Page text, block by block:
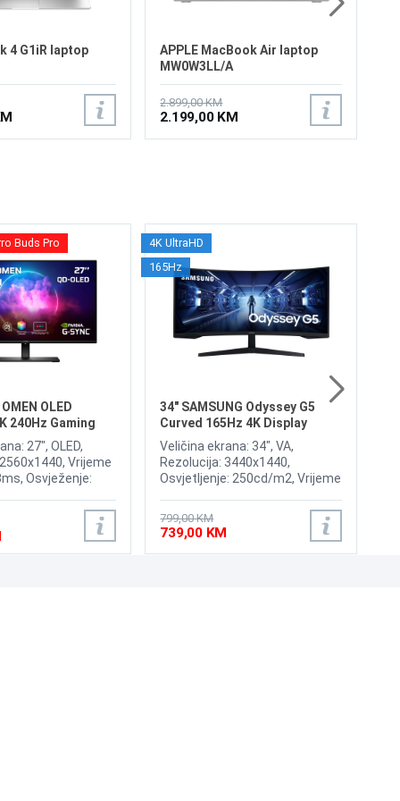
4 G1iR laptop
APPLE MacBook Air laptop
MW0W3LL/A
2.899,00 KM
2.199,00 KM
Buds Pro
OLED
240Hz Gaming
27", OLED,
Vrijeme
Osvježenje:
200nits, Adaptive
G-Sync, HyperX
Priključci:
DisplayPort 1.4
4K UltraHD
165Hz
34" SAMSUNG Odyssey G5
Curved 165Hz 4K Display
LC34G55TWWPXEN
Veličina ekrana: 34", VA,
Rezolucija: 3440x1440,
Osvjetljenje: 250cd/m2, Vrijeme
Premium, Priključci: HDMI,
DisplayPort
799,00 KM
739,00 KM